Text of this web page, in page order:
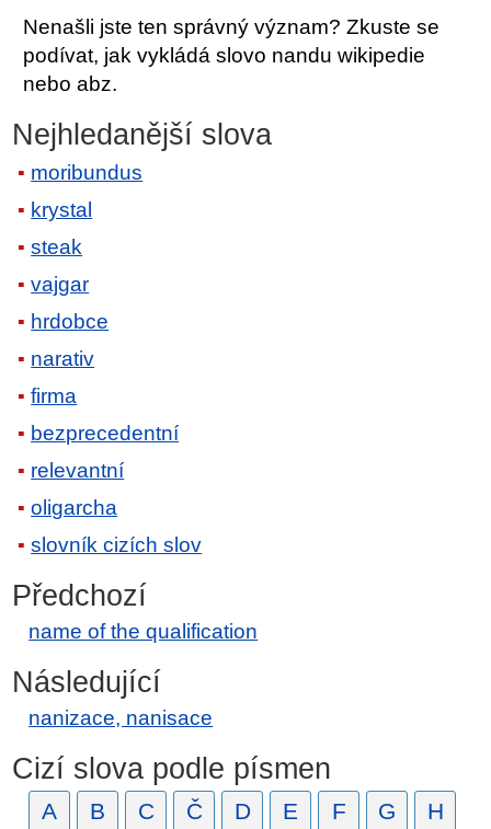
Nenašli jste ten správný význam? Zkuste se
podívat, jak vykládá slovo nandu wikipedie
nebo abz.
Nejhledanější slova
moribundus
krystal
steak
vajgar
hrdobce
narativ
firma
bezprecedentní
relevantní
oligarcha
slovník cizích slov
Předchozí
name of the qualification
Následující
nanizace, nanisace
Cizí slova podle písmen
A B C Č D E F G H